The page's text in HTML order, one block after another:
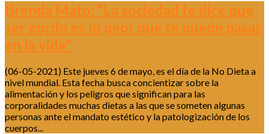
Brenda Mato: "La sociedad te dice que
ser gordo es lo peor que te puede pasar
en la vida"
(06-05-2021) Este jueves 6 de mayo, es el día de la No Dieta a
nivel mundial. Esta fecha busca concientizar sobre la
alimentación y los peligros que significan para las
corporalidades muchas dietas a las que se someten algunas
personas ante el mandato estético y la patologización de los
cuerpos...